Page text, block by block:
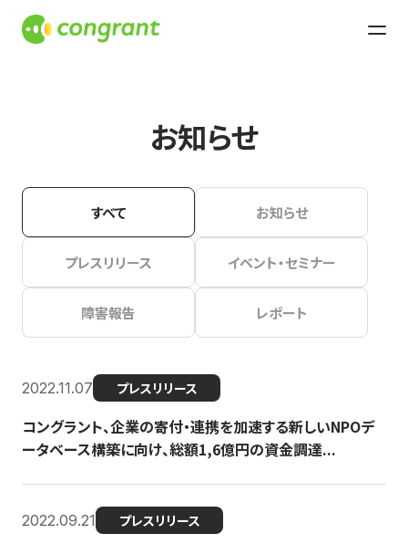
お知らせ
すべて お知らせ
プレスリリース イベント・セミナー
障害報告 レポート
2022.11.07 プレスリリース
コングラント、企業の寄付・連携を加速する新しいNPOデ
ータベース構築に向け、総額1,6億円の資金調達...
2022.09.21 プレスリリース